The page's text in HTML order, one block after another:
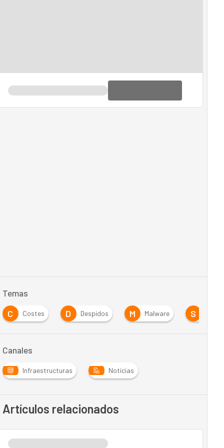
Temas
C
Costes D Despidos M Malware S
Canales
Infraestructuras Noticias
Artículos relacionados